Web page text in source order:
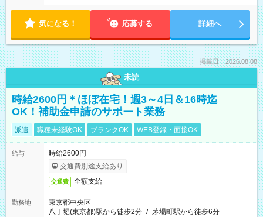
気になる！ 応募する 詳細へ
掲載日：2026.08.08
未読
時給2600円＊ほぼ在宅！週3～4日＆16時迄
OK！補助金申請のサポート業務
派遣 職種未経験OK ブランクOK WEB登録・面接OK
給与
時給2600円
交通費別途支給あり
交通費 全額支給
勤務地
東京都中央区
八丁堀(東京都)駅から徒歩2分 / 茅場町駅から徒歩6分